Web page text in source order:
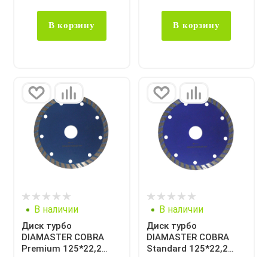
В корзину В корзину
В наличии
Диск турбо
DIAMASTER COBRA
Premium 125*22,2
В наличии
Диск турбо
DIAMASTER COBRA
Standard 125*22,2